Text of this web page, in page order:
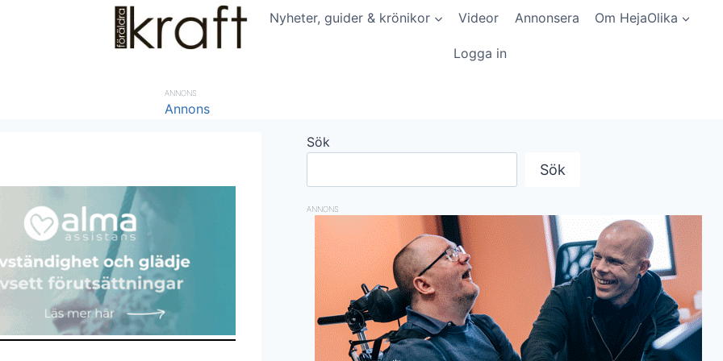
Nyheter, guider & krönikor Videor Annonsera Om HejaOlika
Logga in
ANNONS
Sök
Sök
ANNONS